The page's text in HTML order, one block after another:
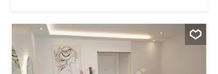
actuellement présent sur l’une des parcelles, avec
possibilité de rénovation ou de démolition selon le projet.
Parcelle 1 : Cette parcelle d'environ 2’580 m² bénéficie
d’une situation privilégiée avec une vue dégagée sur les
Dents du Midi, à proximité immédiate des transports
publics. Un ancien bâtiment y est actuellement édifié. Il